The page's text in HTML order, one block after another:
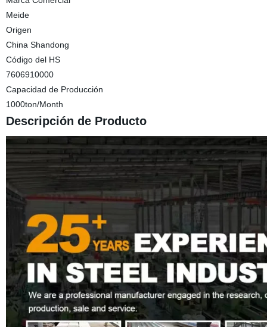
Meide
Origen
China Shandong
Código del HS
7606910000
Capacidad de Producción
1000ton/Month
Descripción de Producto